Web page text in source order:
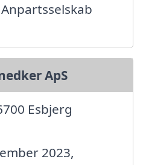
ApS
Esbjerg
2023,